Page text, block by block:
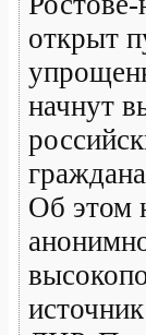
открыт
начнут
Об этом